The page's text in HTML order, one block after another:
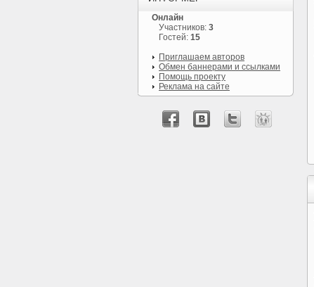
Онлайн
Участников: 3
Гостей: 15
Приглашаем авторов
Обмен баннерами и ссылками
Помощь проекту
Реклама на сайте